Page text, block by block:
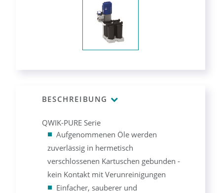
BESCHREIBUNG
QWIK-PURE Serie
Aufgenommenen Öle werden
zuverlässig in hermetisch
verschlossenen Kartuschen gebunden -
kein Kontakt mit Verunreinigungen
Einfacher, sauberer und